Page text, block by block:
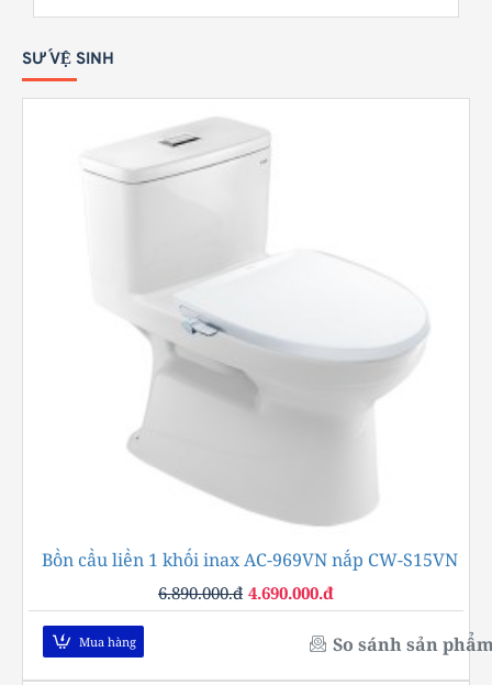
SỨ VỆ SINH
-32%
Bồn cầu liền 1 khối inax AC-969VN nắp CW-S15VN
4.690.000.đ
6.890.000.đ
Mua hàng So sánh sản